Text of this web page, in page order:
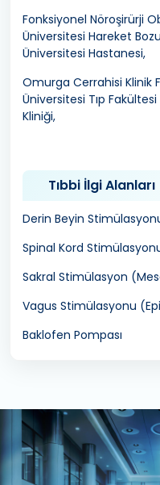
Fonksiyonel Nöroşirürji
Üniversitesi Hareket
Üniversitesi Hastanesi,
Omurga Cerrahisi Klinik
Üniversitesi Tıp
Kliniği,
Tıbbi İlgi Alanları
Derin Beyin
Spinal Kord
Sakral Stimülasyon
Vagus Stimülasyonu
Baklofen Pompası